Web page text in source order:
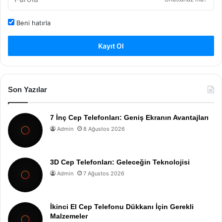
Beni hatırla
Kayıt Ol
Son Yazılar
7 İnç Cep Telefonları: Geniş Ekranın Avantajları
Admin 8 Ağustos 2026
3D Cep Telefonları: Geleceğin Teknolojisi
Admin 7 Ağustos 2026
İkinci El Cep Telefonu Dükkanı İçin Gerekli
Malzemeler